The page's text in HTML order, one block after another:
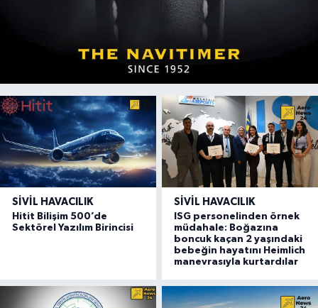
SIVIL HAVACILIK
Hitit Bilişim 500’de
Sektörel Yazılım Birincisi
SIVIL HAVACILIK
ISG personelinden örnek
müdahale: Boğazına
boncuk kaçan 2 yaşındaki
bebeğin hayatını Heimlich
manevrasıyla kurtardılar